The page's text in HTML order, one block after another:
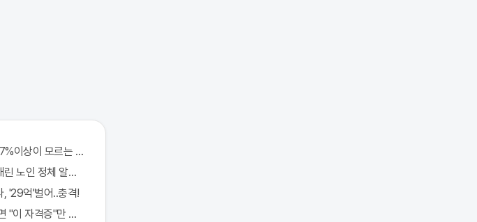
이상이 모르는 비밀! "뒷면 비추면 번호 보인다!?"
노인 정체 알고보니..!
, '29억'벌어..충격!
이 자격증"만 따면 된다.